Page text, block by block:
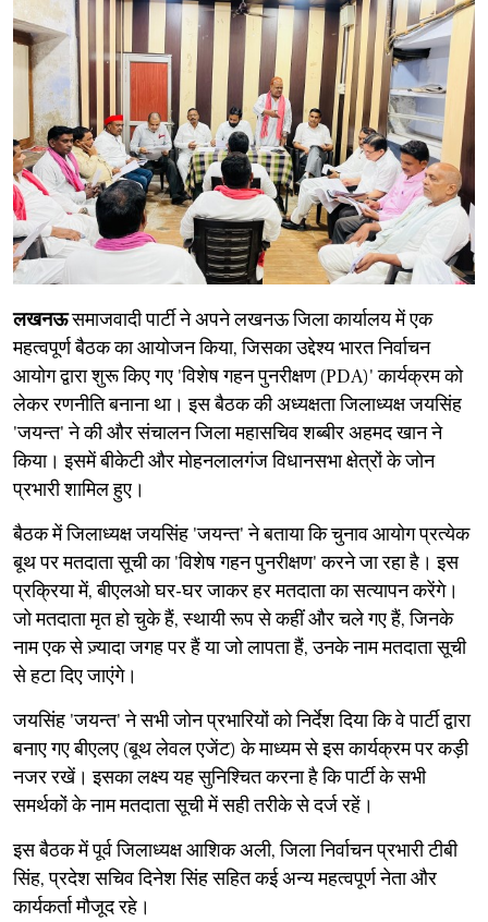
लखनऊसमाजवादी पार्टी ने अपने लखनऊ जिला कार्यालय में एक
महत्वपूर्ण बैठक का आयोजन किया, जिसका उद्देश्य भारत निर्वाचन
आयोग द्वारा शुरू किए गए 'विशेष गहन पुनरीक्षण (PDA)' कार्यक्रम को
लेकर रणनीति बनाना था। इस बैठक की अध्यक्षता जिलाध्यक्ष जयसिंह
'जयन्त' ने की और संचालन जिला महासचिव शब्बीर अहमद खान ने
किया। इसमें बीकेटी और मोहनलालगंज विधानसभा क्षेत्रों के जोन
प्रभारी शामिल हुए।
बैठक में जिलाध्यक्ष जयसिंह 'जयन्त' ने बताया कि चुनाव आयोग प्रत्येक
बूथ पर मतदाता सूची का 'विशेष गहन पुनरीक्षण' करने जा रहा है। इस
प्रक्रिया में, बीएलओ घर-घर जाकर हर मतदाता का सत्यापन करेंगे।
जो मतदाता मृत हो चुके हैं, स्थायी रूप से कहीं और चले गए हैं, जिनके
नाम एक से ज़्यादा जगह पर हैं या जो लापता हैं, उनके नाम मतदाता सूची
से हटा दिए जाएंगे।
जयसिंह 'जयन्त' ने सभी जोन प्रभारियों को निर्देश दिया कि वे पार्टी द्वारा
बनाए गए बीएलए (बूथ लेवल एजेंट) के माध्यम से इस कार्यक्रम पर कड़ी
नजर रखें। इसका लक्ष्य यह सुनिश्चित करना है कि पार्टी के सभी
समर्थकों के नाम मतदाता सूची में सही तरीके से दर्ज रहें।
इस बैठक में पूर्व जिलाध्यक्ष आशिक अली, जिला निर्वाचन प्रभारी टीबी
सिंह, प्रदेश सचिव दिनेश सिंह सहित कई अन्य महत्वपूर्ण नेता और
कार्यकर्ता मौजूद रहे।